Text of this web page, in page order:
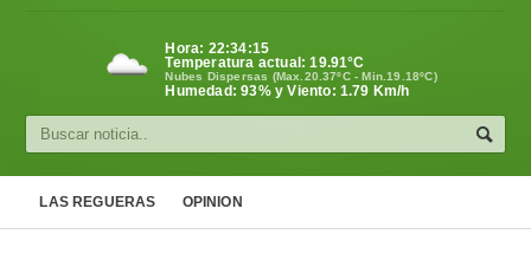
Cultura
Hora: 22:34:16
Temperatura actual:19.91°C
Nubes Dispersas (Max.20.37ºC - Min.19.18ºC)
Humedad: 93% y Viento: 1.79 Km/h
LAS REGUERAS OPINION